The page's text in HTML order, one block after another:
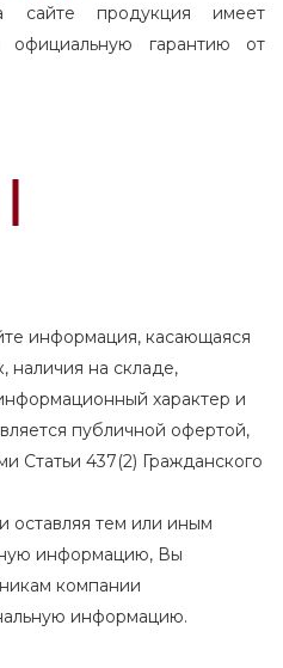
сайте продукция имеет
официальную гарантию от
информация, касающаяся
наличия на складе,
характер и
публичной офертой,
Статьи 437(2) Гражданского
оставляя тем или иным
информацию, Вы
компании
информацию.